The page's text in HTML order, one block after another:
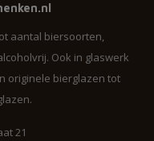
aantal biersoorten,
Ook in glaswerk
originele bierglazen tot
21